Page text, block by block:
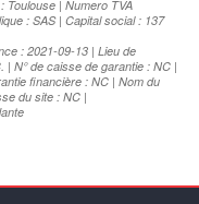
Toulouse | Numero TVA
: SAS | Capital social : 137
: 2021-09-13 | Lieu de
N° de caisse de garantie : NC |
financière : NC | Nom du
du site : NC |